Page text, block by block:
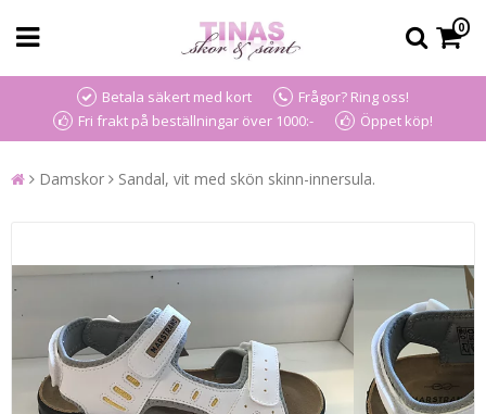
0
Betala säkert med kort
Frågor? Ring oss!
Fri frakt på beställningar över 1000:-
Öppet köp!
Damskor Sandal, vit med skön skinn-innersula.